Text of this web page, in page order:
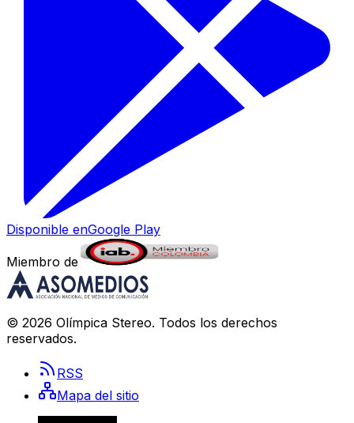
Disponible enGoogle Play
Miembro de
© 2026 Olímpica Stereo. Todos los derechos
reservados.
RSS
Mapa del sitio